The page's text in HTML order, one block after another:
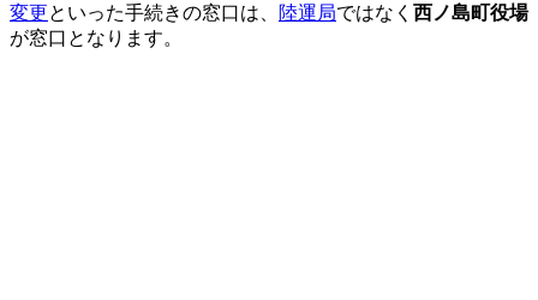
変更といった手続きの窓口は、 陸運局ではなく 西ノ島町役場
が窓口となります。